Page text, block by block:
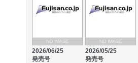
2026/06/25
発売号
2026/05/25
発売号